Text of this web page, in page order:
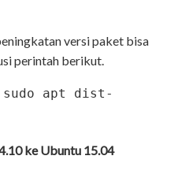
versi paket bisa
perintah berikut.
sudo apt dist-
ke Ubuntu 15.04